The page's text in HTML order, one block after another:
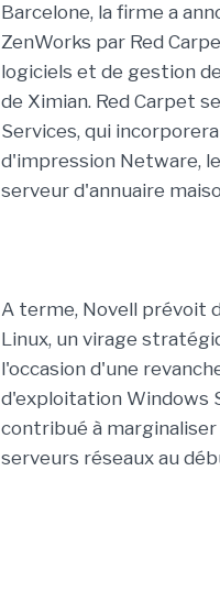
Barcelone, la firme a
ZenWorks par Red
logiciels et de gestion
de Ximian. Red Carpet
Services, qui
d'impression Netware,
serveur d'annuaire
A terme, Novell prévoit
Linux, un virage
l'occasion d'une
d'exploitation Windows
contribué à
serveurs réseaux au